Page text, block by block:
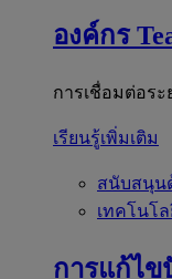
องค์กร
การเชื่อมต่อร
เรียนรู้เพิ่มเติม
สนับสนุน
เทคโนโ
การแก้ไข